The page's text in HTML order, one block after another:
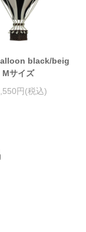
black/beig
Mサイズ
円(税込)